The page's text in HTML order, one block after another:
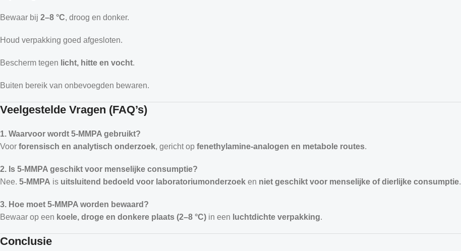
Bewaar bij 2–8 °C, droog en donker.
Houd verpakking goed afgesloten.
Bescherm tegen licht, hitte en vocht.
Buiten bereik van onbevoegden bewaren.
Veelgestelde Vragen (FAQ’s)
1. Waarvoor wordt 5-MMPA gebruikt?
Voor forensisch en analytisch onderzoek, gericht op fenethylamine-analogen en metabole routes.
2. Is 5-MMPA geschikt voor menselijke consumptie?
Nee. 5-MMPA is uitsluitend bedoeld voor laboratoriumonderzoek en niet geschikt voor menselijke of dierlijke consumptie.
3. Hoe moet 5-MMPA worden bewaard?
Bewaar op een koele, droge en donkere plaats (2–8 °C) in een luchtdichte verpakking.
Conclusie